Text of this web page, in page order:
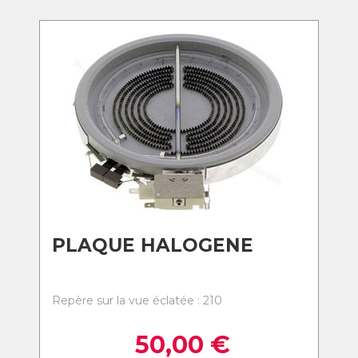
PLAQUE HALOGENE
Repère sur la vue éclatée : 210
50,00 €